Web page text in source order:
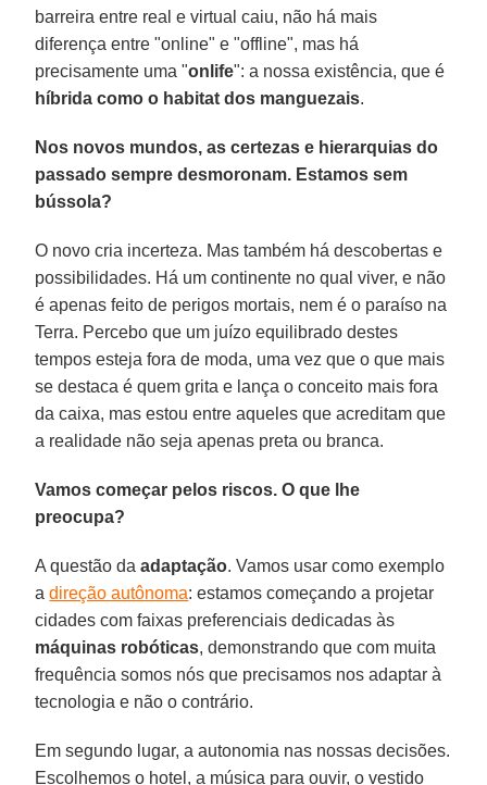
barreira entre real e virtual caiu, não há mais
diferença entre "online" e "offline", mas há
precisamente uma "onlife": a nossa existência, que é
híbrida como o habitat dos manguezais.
Nos novos mundos, as certezas e hierarquias do
passado sempre desmoronam. Estamos sem
bússola?
O novo cria incerteza. Mas também há descobertas e
possibilidades. Há um continente no qual viver, e não
é apenas feito de perigos mortais, nem é o paraíso na
Terra. Percebo que um juízo equilibrado destes
tempos esteja fora de moda, uma vez que o que mais
se destaca é quem grita e lança o conceito mais fora
da caixa, mas estou entre aqueles que acreditam que
a realidade não seja apenas preta ou branca.
Vamos começar pelos riscos. O que lhe
preocupa?
A questão daadaptação. Vamos usar como exemplo
adireção autônoma: estamos começando a projetar
cidades com faixas preferenciais dedicadas às
máquinas robóticas, demonstrando que com muita
frequência somos nós que precisamos nos adaptar à
tecnologia e não o contrário.
Em segundo lugar, a autonomia nas nossas decisões.
Escolhemos o hotel, a música para ouvir, o vestido